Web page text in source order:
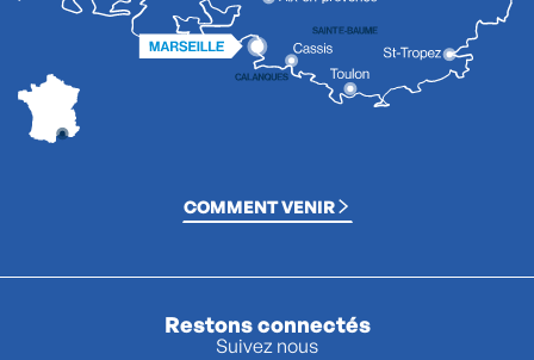
COMMENT VENIR
Restons connectés
Suivez nous